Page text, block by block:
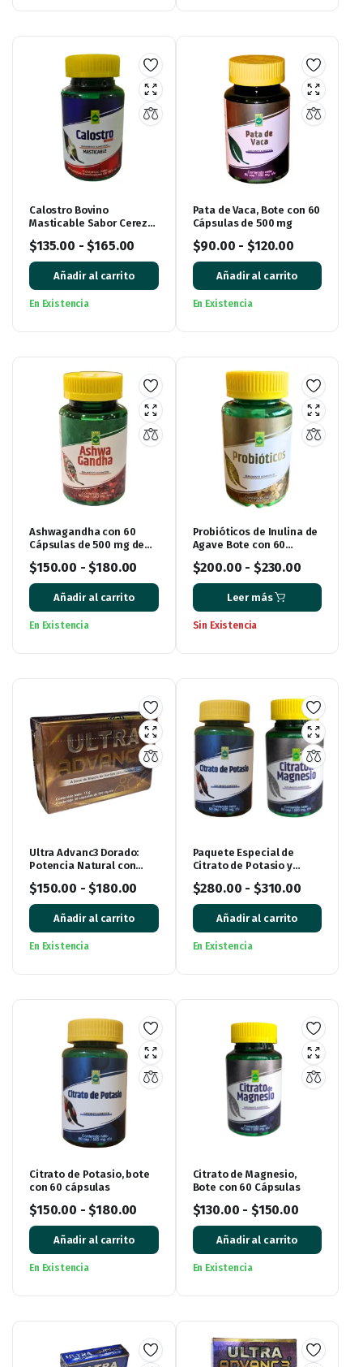
Calostro Bovino
Masticable Sabor Cereza
$135.00 -$165.00
Añadir al carrito
En Existencia
Pata de Vaca, Bote con 60
Cápsulas de 500 mg
$90.00 -$120.00
Añadir al carrito
En Existencia
Ashwagandha con 60
Cápsulas de 500 mg de
$150.00 - $180.00
Añadir al carrito
En Existencia
Probióticos de Inulina de
Agave Bote con 60
$200.00 - $230.00
Leer más
Sin Existencia
Ultra Advanc3 Dorado:
Potencia Natural con
$150.00 -$180.00
Añadir al carrito
En Existencia
Paquete Especial de
Citrato de Potasio y
¡Impulsa tu bienestar!
$280.00 - $310.00
Añadir al carrito
En Existencia
Citrato de Potasio, bote
con 60 cápsulas
$150.00 - $180.00
Añadir al carrito
En Existencia
Citrato de Magnesio,
Bote con 60 Cápsulas
$130.00 - $150.00
Añadir al carrito
En Existencia